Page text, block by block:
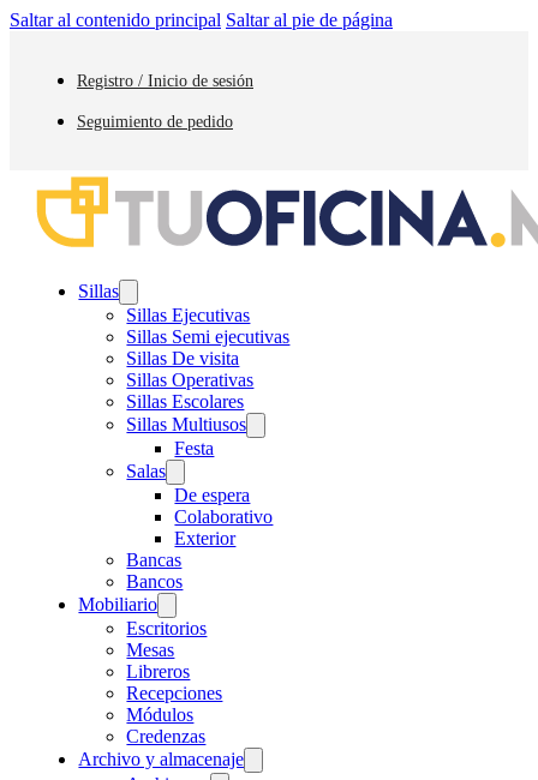
Saltar al contenido principal Saltar al pie de página
Registro / Inicio de sesión
Seguimiento de pedido
Sillas
Sillas Ejecutivas
Sillas Semi ejecutivas
Sillas De visita
Sillas Operativas
Sillas Escolares
Sillas Multiusos
Festa
Salas
De espera
Colaborativo
Exterior
Bancas
Bancos
Mobiliario
Escritorios
Mesas
Libreros
Recepciones
Módulos
Credenzas
Archivo y almacenaje